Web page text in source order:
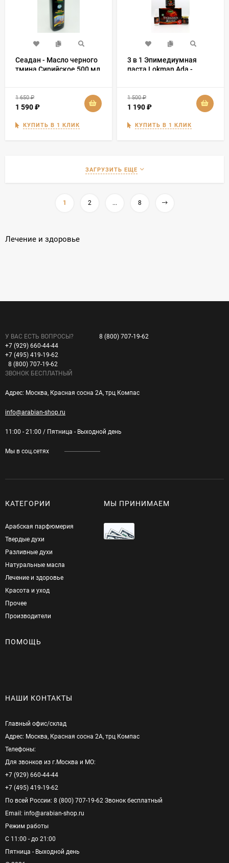
Сеадан - Масло черного
тмина Сирийское 500 мл
1 650₽
1 590₽
КУПИТЬ В 1 КЛИК
3 в 1 Эпимедиумная
паста Lokman Ada -
1 500₽
1 190₽
КУПИТЬ В 1 КЛИК
ЗАГРУЗИТЬ ЕЩЕ
1 2 ... 8
Лечение и здоровье
У ВАС ЕСТЬ ВОПРОСЫ?
+7 (929) 660-44-44
+7 (495) 419-19-62
8 (800) 707-19-62
ЗВОНОК БЕСПЛАТНЫЙ
8 (800) 707-19-62
Адрес: Москва, Красная сосна 2А, трц Компас
info@arabian-shop.ru
11:00 - 21:00 / Пятница - Выходной день
Мы в соц.сетях
КАТЕГОРИИ
Арабская парфюмерия
Твердые духи
Разливные духи
Натуральные масла
Лечение и здоровье
Красота и уход
Прочее
Производители
МЫ ПРИНИМАЕМ
ПОМОЩЬ
НАШИ КОНТАКТЫ
Главный офис/cклад
Адрес: Москва, Красная сосна 2А, трц Компас
Телефоны:
Для звонков из г.Москва и МО:
+7 (929) 660-44-44
+7 (495) 419-19-62
По всей России: 8 (800) 707-19-62 Звонок бесплатный
Email: info@arabian-shop.ru
Режим pаботы
С 11:00 - до 21:00
Пятница - Выходной день